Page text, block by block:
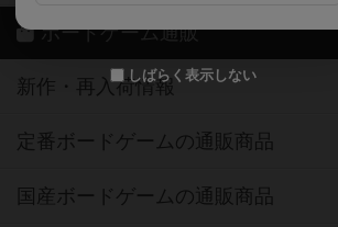
しばらく表示しない
ボードゲーム通販
新作・再入荷情報
定番ボードゲームの通販商品
国産ボードゲームの通販商品